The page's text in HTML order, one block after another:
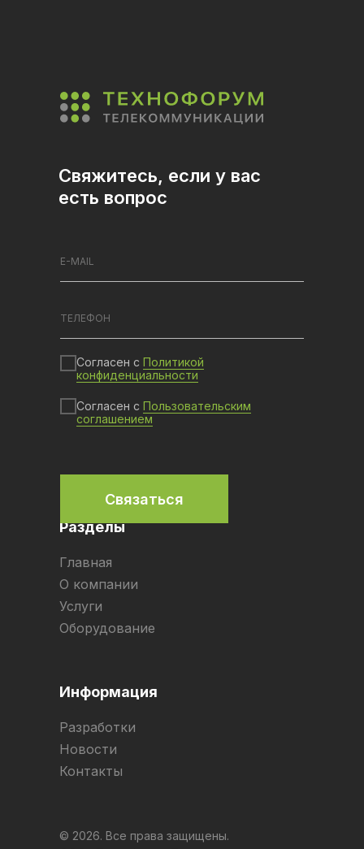
Разделы
Информация
Главная
О компании
Услуги
Оборудование
Разработки
Новости
Контакты
© 2026. Все права защищены.
Согласен с Политикой
конфиденциальности
Согласен с Пользовательским
соглашением
Связаться
Свяжитесь, если у вас
есть вопрос